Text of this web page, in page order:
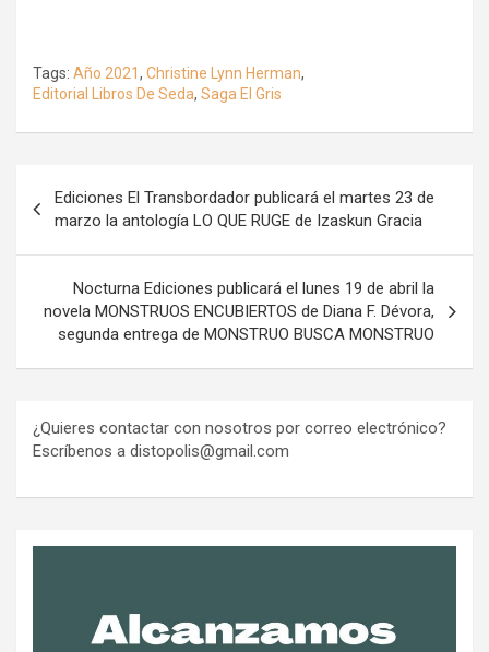
Tags: Año 2021, Christine Lynn Herman,
Editorial Libros De Seda, Saga El Gris
de
entradas
Ediciones El Transbordador publicará el martes 23 de
marzo la antología LO QUE RUGE de Izaskun Gracia
Nocturna Ediciones publicará el lunes 19 de abril la
novela MONSTRUOS ENCUBIERTOS de Diana F. Dévora,
segunda entrega de MONSTRUO BUSCA MONSTRUO
¿Quieres contactar con nosotros por correo electrónico?
Escríbenos a distopolis@gmail.com